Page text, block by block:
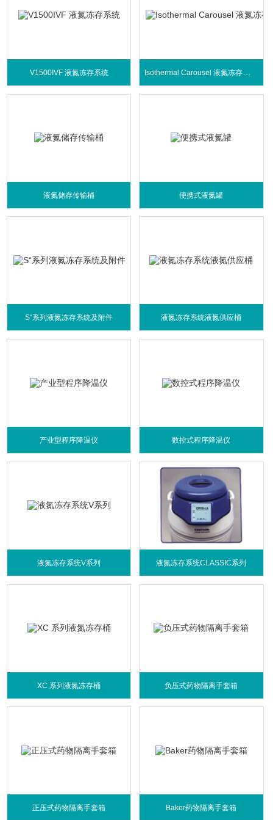
V1500IVF 液氮冻存系统
液氮储存传输桶 便携式液氮罐
S“系列液氮冻存系统及附件 液氮冻存系统液氮供应桶
产业型程序降温仪 数控式程序降温仪
液氮冻存系统V系列 液氮冻存系统CLASSIC系列
XC 系列液氮冻存桶 负压式药物隔离手套箱
正压式药物隔离手套箱 Baker药物隔离手套箱